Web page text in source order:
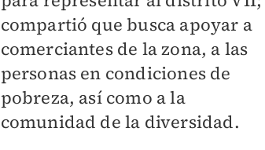
compartió que busca apoyar a
comerciantes de la zona, a las
personas en condiciones de
pobreza, así como a la
comunidad de la diversidad.